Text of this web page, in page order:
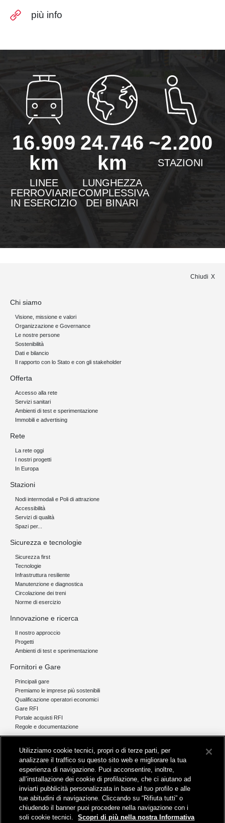
più info
16.909
km
LINEE
FERROVIARIE
IN ESERCIZIO
24.746
km
LUNGHEZZA
COMPLESSIVA
DEI BINARI
~2.200
STAZIONI
Chiudi
Chi siamo
Visione, missione e valori
Organizzazione e Governance
Le nostre persone
Sostenibilità
Dati e bilancio
Il rapporto con lo Stato e con gli stakeholder
Offerta
Accesso alla rete
Servizi sanitari
Ambienti di test e sperimentazione
Immobili e advertising
Rete
La rete oggi
I nostri progetti
In Europa
Stazioni
Nodi intermodali e Poli di attrazione
Accessibilità
Servizi di qualità
Spazi per...
Sicurezza e tecnologie
Sicurezza first
Tecnologie
Infrastruttura resiliente
Manutenzione e diagnostica
Circolazione dei treni
Norme di esercizio
Innovazione e ricerca
Il nostro approccio
Progetti
Ambienti di test e sperimentazione
Fornitori e Gare
Principali gare
Premiamo le imprese più sostenibili
Qualificazione operatori economici
Gare RFI
Portale acquisti RFI
Regole e documentazione
Comunicati stampa e news
Novità on line
Infomobilità
Feed - RSS
Utilizziamo cookie tecnici, propri o di terze parti, per
analizzare il traffico su questo sito web e migliorare la tua
esperienza di navigazione. Puoi acconsentire, inoltre,
all’installazione dei cookie di profilazione, che ci aiutano ad
inviarti pubblicità personalizzata in base al tuo profilo e alle
tue abitudini di navigazione. Cliccando su “Rifiuta tutti” o
chiudendo il banner puoi procedere nella navigazione con i
soli cookie tecnici.
Scopri di più nella nostra Informativa